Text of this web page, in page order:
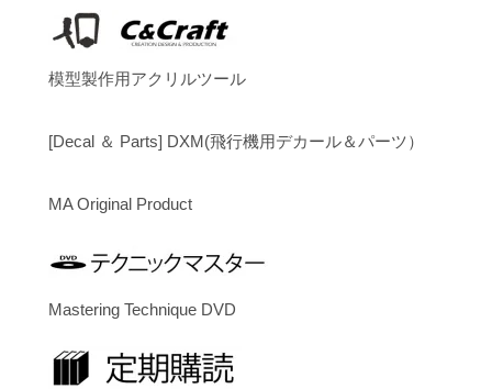
模型製作用アクリルツール
[Decal ＆ Parts] DXM(飛行機用デカール＆パーツ）
MA Original Product
Mastering Technique DVD